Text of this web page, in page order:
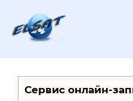
Сервис онлайн-